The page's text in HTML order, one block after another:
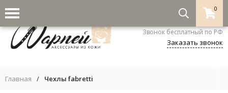
0
8-800-333-5530
Звонок бесплатный по РФ
Заказать звонок
Главная / Чехлы fabretti